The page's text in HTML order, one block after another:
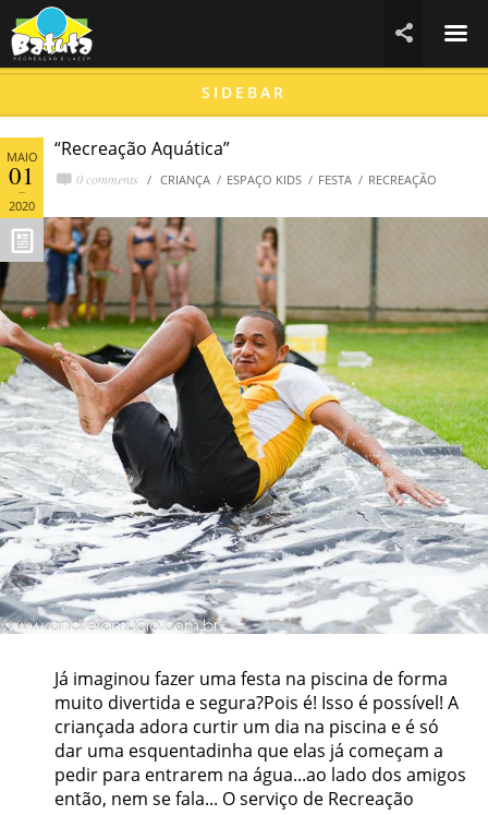
☰

SIDEBAR
“Recreação Aquática”
0 comments CRIANÇA ESPAÇO KIDS FESTA RECREAÇÃO
MAIO
01
2020
Já imaginou fazer uma festa na piscina de forma
muito divertida e segura?Pois é! Isso é possível! A
criançada adora curtir um dia na piscina e é só
dar uma esquentadinha que elas já começam a
pedir para entrarem na água...ao lado dos amigos
então, nem se fala... O serviço de Recreação